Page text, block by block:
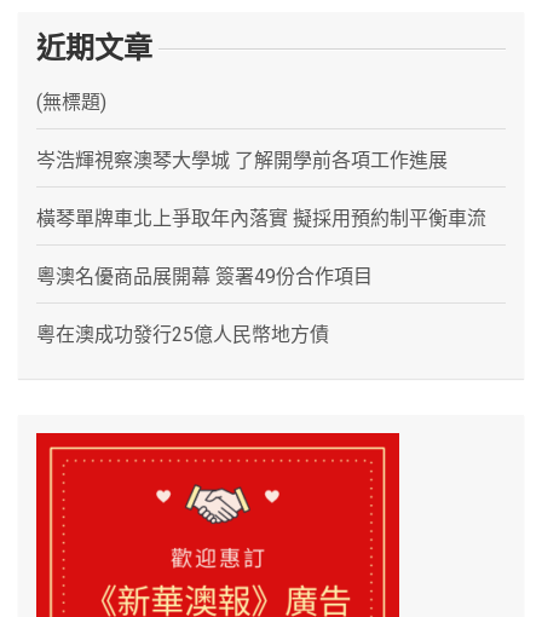
近期文章
(無標題)
岑浩輝視察澳琴大學城 了解開學前各項工作進展
橫琴單牌車北上爭取年內落實 擬採用預約制平衡車流
粵澳名優商品展開幕 簽署49份合作項目
粵在澳成功發行25億人民幣地方債